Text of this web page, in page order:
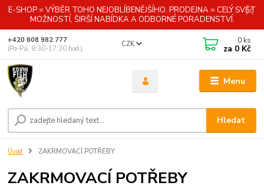
E-SHOP = VÝBĚR TOHO NEJOBLÍBENĚJŠÍHO. PRODEJNA = CELÝ SVĚT
MOŽNOSTÍ, ŠIRŠÍ NABÍDKA A ODBORNÉ PORADENSTVÍ.
Menu
CZK
Hledat
+420 608 982 777
(Po-Pá, 8:30-17:30 hod.)
0 ks
za 0 Kč
Úvod ZAKRMOVACÍ POTŘEBY
ZAKRMOVACÍ POTŘEBY